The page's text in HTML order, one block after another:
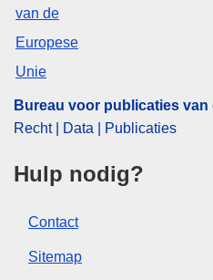
Bureau voor publicaties van
Recht | Data | Publicaties
Hulp nodig?
Contact
Sitemap